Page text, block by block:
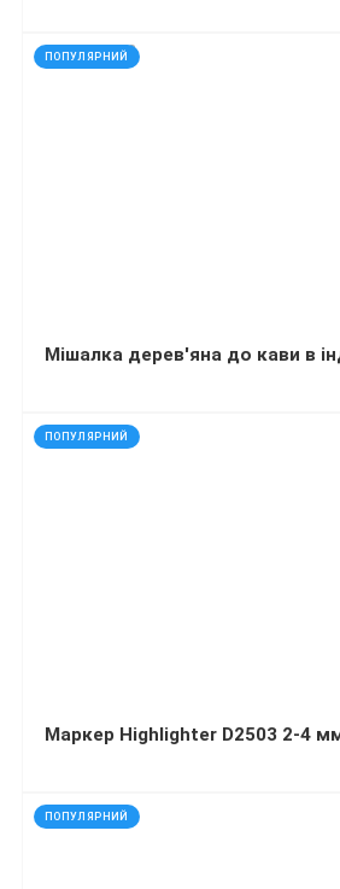
ПОПУЛЯРНИЙ
код: 2030028
ПОПУЛЯРНИЙ
код: 927217
ПОПУЛЯРНИЙ
код: 7332